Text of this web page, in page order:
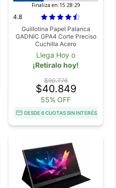
Finaliza en:15:28:27
4.8
Guillotina Papel Palanca
GADNIC GPA4 Corte Preciso
Cuchilla Acero
Llega Hoy o
¡Retiralo hoy!
$90.776
$40.849
55% OFF
DESDE 6 CUOTAS SIN INTERÉS